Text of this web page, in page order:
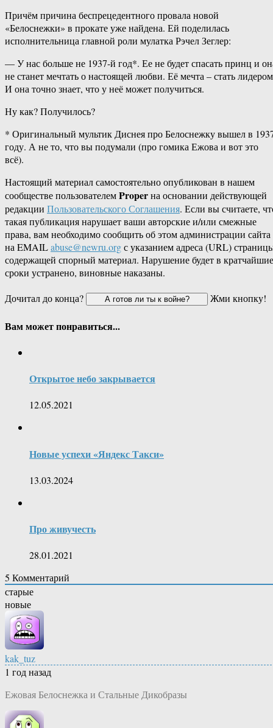
Причём причина беспрецедентного провала новой
«Белоснежки» в прокате уже найдена. Ей поделилась
исполнительница главной роли мулатка Рэчел Зеглер:
— У нас больше не 1937-й год*. Ее не будет спасать принц и
не станет мечтать о настоящей любви. Её мечта – стать
И она точно знает, что у неё может получиться.
Ну как? Получилось?
* Оригинальный мультик Диснея про Белоснежку вышел в
году. А не то, что вы подумали (про гомика Ежова и вот это
всё).
Настоящий материал самостоятельно опубликован в нашем
сообществе пользователемProperна основании действующей
редакции Пользовательского Соглашения. Если вы считаете,
такая публикация нарушает ваши авторские и/или смежные
права, вам необходимо сообщить об этом администрации сайта
на EMAILabuse@newru.orgс указанием адреса (URL)
содержащей спорный материал. Нарушение будет в кратчайшие
сроки устранено, виновные наказаны.
Дочитал до конца?
Жми кнопку!
Вам может понравиться...
Открытое небо закрывается
12.05.2021
Новые успехи «Яндекс Такси»
13.03.2024
Про живучесть
28.01.2021
5 Комментарий
старые
новые
kak_tuz
1 год назад
Ежовая Белоснежка и Стальные Дикобразы